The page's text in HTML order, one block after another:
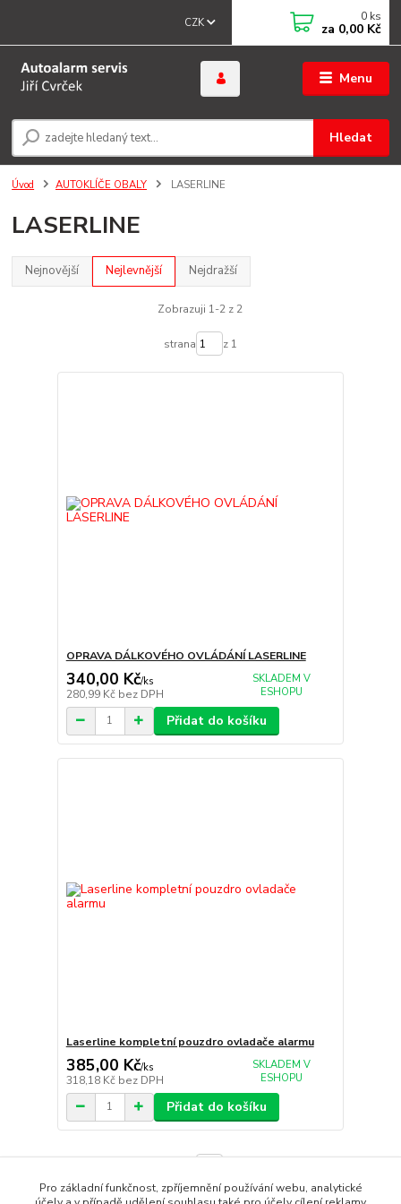
Menu
CZK
Hledat
0 ks
za 0,00 Kč
Úvod AUTOKLÍČE OBALY LASERLINE
LASERLINE
Nejnovější Nejlevnější Nejdražší
Zobrazuji 1-2 z 2
strana z 1
OPRAVA DÁLKOVÉHO OVLÁDÁNÍ LASERLINE
340,00 Kč/ks
280,99 Kč bez DPH
SKLADEM V
ESHOPU
Přidat do košíku
Laserline kompletní pouzdro ovladače alarmu
385,00 Kč/ks
318,18 Kč bez DPH
SKLADEM V
ESHOPU
Přidat do košíku
Pro základní funkčnost, zpříjemnění používání webu, analytické